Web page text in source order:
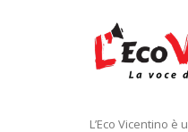
L’Eco Vicentino